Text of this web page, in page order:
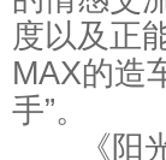
度以及正
MAX的造
手”。
《阳光